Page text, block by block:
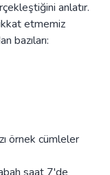
anlatır.
etmemiz
bazıları:
örnek cümleler